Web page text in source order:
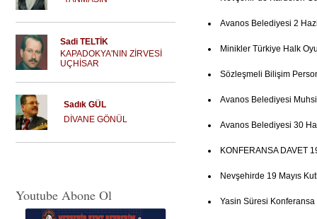
Sadi TELTİK
KAPADOKYA'NIN ZİRVESİ
UÇHİSAR
Sadık GÜL
DİVANE GÖNÜL
Youtube Abone Ol
Avanos Belediyesi 2
Minikler Türkiye Halk
Sözleşmeli Bilişim
Avanos Belediyesi
Avanos Belediyesi 30
KONFERANSA DAVET
Nevşehirde 19 Mayıs
Yasin Süresi Konferansa